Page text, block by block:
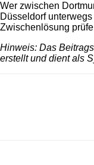
Wer zwischen
Düsseldorf
Zwischenlösung
Hinweis: Das
erstellt und dient als